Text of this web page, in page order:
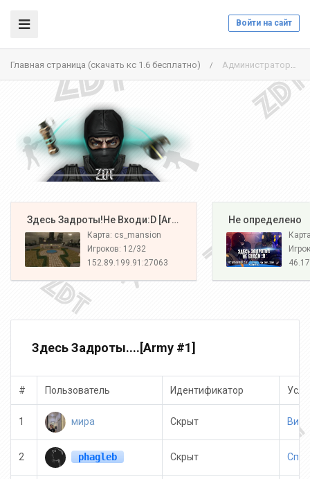
Войти на сайт
Главная страница (скачать кс 1.6 бесплатно) / Администраторы
️ Здесь Задроты!Не Входи:D [Army#1]
Карта: cs_mansion
Игроков: 12/32
152.89.199.91:27063
️ Не определено
Здесь Задроты....[Army #1]
# Пользователь Идентификатор
1 мира Скрыт Вип
2 phagleb Скрыт